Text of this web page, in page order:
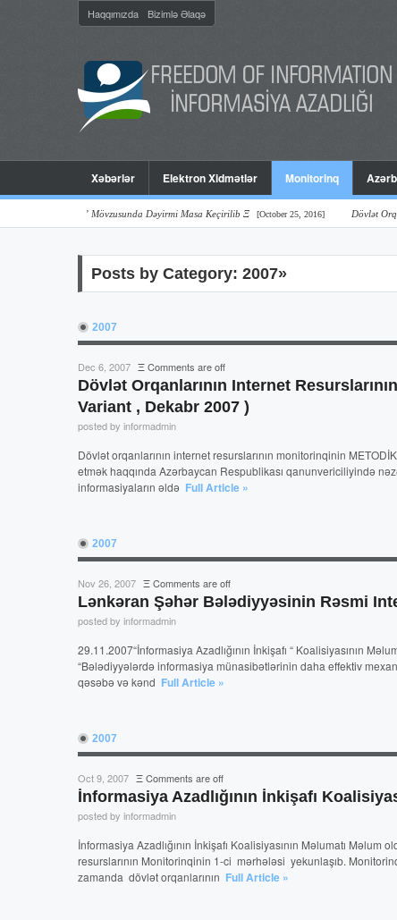
Haqqımızda Bizimlə Əlaqə
Xəbərlər Elektron Xidmətlər Monitorinq
Mövzusunda Dəyirmi Masa Keçirilib Ξ [October 25, 2016] Dövlət
Posts by Category: 2007»
2007
Dec 6, 2007 ΞComments are off
Dövlət Orqanlarının Internet
Variant , Dekabr 2007 )
posted by informadmin
Dövlət orqanlarının internet resurslarının monitorinqinin
etmək haqqında Azərbaycan Respublikası qanunvericiliyində
informasiyaların əldə Full Article »
2007
Nov 26, 2007 ΞComments are off
Lənkəran Şəhər Bələdiyyəsinin Rəsmi
posted by informadmin
29.11.2007“İnformasiya Azadlığının İnkişafı “ Koalisiyasının
“Bələdiyyələrdə informasiya münasibətlərinin daha effektiv
qəsəbə və kənd Full Article »
2007
Oct 9, 2007 ΞComments are off
İnformasiya Azadlığının İnkişafı
posted by informadmin
İnformasiya Azadlığının İnkişafı Koalisiyasının Məlumatı
resurslarının Monitorinqinin 1-ci mərhələsi yekunlaşıb.
zamanda dövlət orqanlarının Full Article »